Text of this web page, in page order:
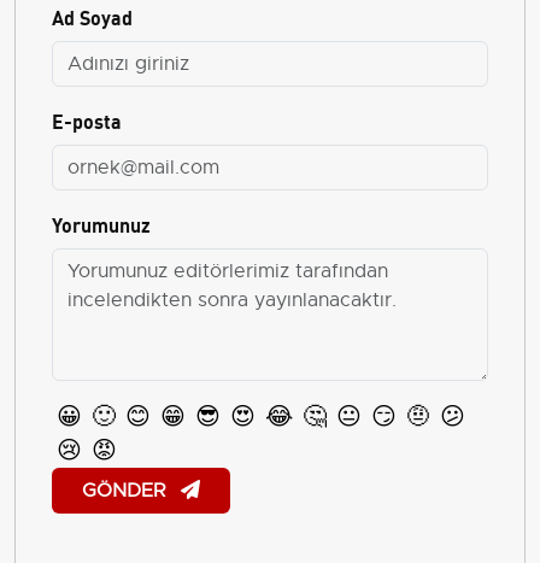
Ad Soyad
E-posta
Yorumunuz
😀 🙂 😊 😁 😎 😍 😂 🤔 😐 😏 🤨 😕
😢 😡
GÖNDER